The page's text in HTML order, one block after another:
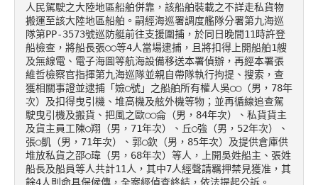
人民駕駛之大陸地區船舶併靠，該船舶裝載之不詳走私貨物
搬運至該大陸地區船舶。嗣經海巡署調度艦隊分署第九海巡
隊第PP-3573號巡防艇前往支援圍捕，於同日晚間11時許登
船檢查，將船長張○○等4人當場逮捕，且將扣得上開船舶1艘
及無線電、電子海圖等航海設備移送本署偵辦，再經本署張
維哲檢察官指揮第九海巡隊並親自帶隊執行拘提、搜索，查
獲相關事證並逮捕「嬐○號」之船舶所有權人吳○○（男，78年
次）及扣得曳引機、堆高機及舷外機等物；並再循線追查駕
駛曳引機及搬貨、把風之歐○○侖（男，84年次）、私貨貨主
及貨主員工陳○翔（男，71年次）、丘○強（男，52年次）、
張○凱（男，71年次）、郭○欽（男，85年次）及提供倉庫供
堆放私貨之邵○瑋（男，68年次）等人，上開吳姓船主、張姓
船長及船員等人共計11人，其中7人經聲請羈押禁見獲准，其
餘4人則命具保候傳，全案經偵查終結，依法提起公訴。